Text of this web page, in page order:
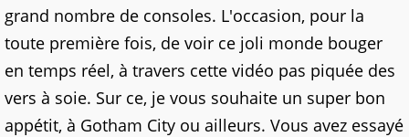
grand nombre de consoles. L'occasion, pour la
toute première fois, de voir ce joli monde bouger
en temps réel, à travers cette vidéo pas piquée des
vers à soie. Sur ce, je vous souhaite un super bon
appétit, à Gotham City ou ailleurs. Vous avez essayé